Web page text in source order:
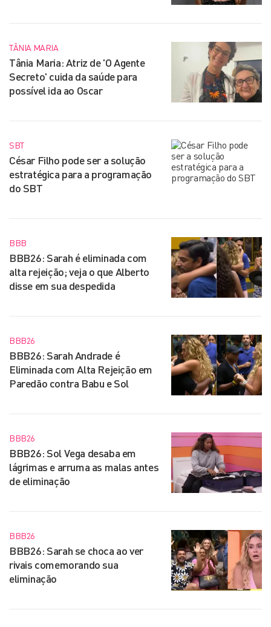
TÂNIA MARIA
Tânia Maria: Atriz de 'O Agente
Secreto' cuida da saúde para
possível ida ao Oscar
SBT
César Filho pode ser a solução
estratégica para a programação
do SBT
BBB
BBB26: Sarah é eliminada com
alta rejeição; veja o que Alberto
disse em sua despedida
BBB26
BBB26: Sarah Andrade é
Eliminada com Alta Rejeição em
Paredão contra Babu e Sol
BBB26
BBB26: Sol Vega desaba em
lágrimas e arruma as malas antes
de eliminação
BBB26
BBB26: Sarah se choca ao ver
rivais comemorando sua
eliminação